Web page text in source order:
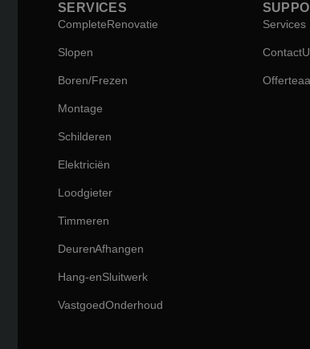
SERVICES
Complete Renovatie
Slopen
Boren / Frezen
Montage
Schilderen
Elektriciën
Loodgieter
Timmeren
Deuren Afhangen
Hang-en Sluitwerk
Vastgoed Onderhoud
Services
Contact
Offerte